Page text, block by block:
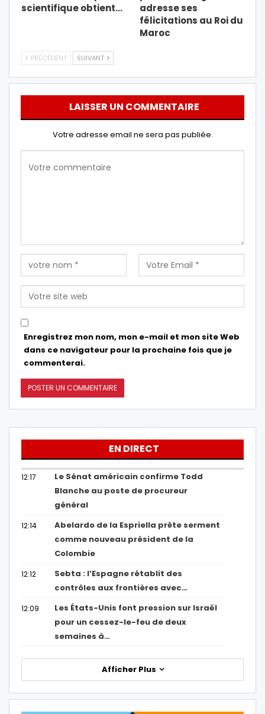
scientifique obtient…
adresse ses
félicitations au Roi du
Maroc
PRÉCÉDENT SUIVANT
LAISSER UN COMMENTAIRE
Votre adresse email ne sera pas publiée.
Enregistrez mon nom, mon e-mail et mon site Web
dans ce navigateur pour la prochaine fois que je
commenterai.
EN DIRECT
12:17
Le Sénat américain confirme Todd
Blanche au poste de procureur
général
12:14
Abelardo de la Espriella prête serment
comme nouveau président de la
Colombie
12:12
Sebta : l’Espagne rétablit des
contrôles aux frontières avec…
12:09
Les États-Unis font pression sur Israël
pour un cessez-le-feu de deux
semaines à…
Afficher Plus